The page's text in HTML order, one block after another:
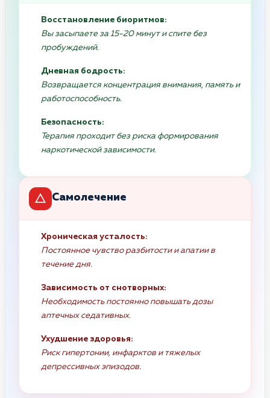
Восстановление биоритмов:
Вы засыпаете за 15-20 минут и спите без
пробуждений.
Дневная бодрость:
Возвращается концентрация внимания, память и
работоспособность.
Безопасность:
Терапия проходит без риска формирования
наркотической зависимости.
Самолечение
Хроническая усталость:
Постоянное чувство разбитости и апатии в
течение дня.
Зависимость от снотворных:
Необходимость постоянно повышать дозы
аптечных седативных.
Ухудшение здоровья:
Риск гипертонии, инфарктов и тяжелых
депрессивных эпизодов.